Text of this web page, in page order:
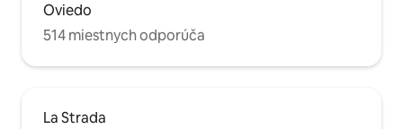
Oviedo
514 miestnych odporúča
La Strada